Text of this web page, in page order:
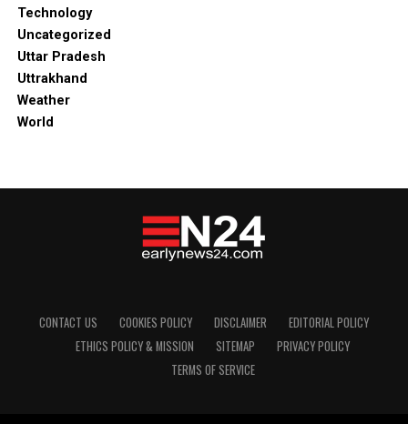
Technology
Uncategorized
Uttar Pradesh
Uttrakhand
Weather
World
CONTACT US COOKIES POLICY DISCLAIMER
EDITORIAL POLICY
ETHICS POLICY & MISSION
SITEMAP
PRIVACY POLICY
TERMS OF SERVICE